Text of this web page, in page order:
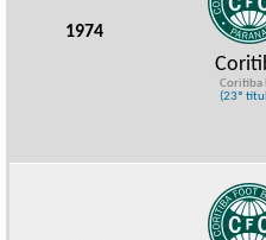
1974
Coritiba
(23º